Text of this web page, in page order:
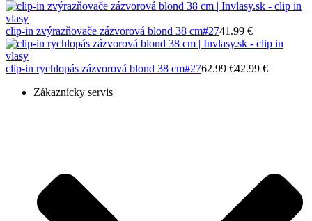
clip-in zvýrazňovače zázvorová blond 38 cm#2741.99 €
clip-in rychlopás zázvorová blond 38 cm#2762.99 €42.99 €
Zákaznícky servis